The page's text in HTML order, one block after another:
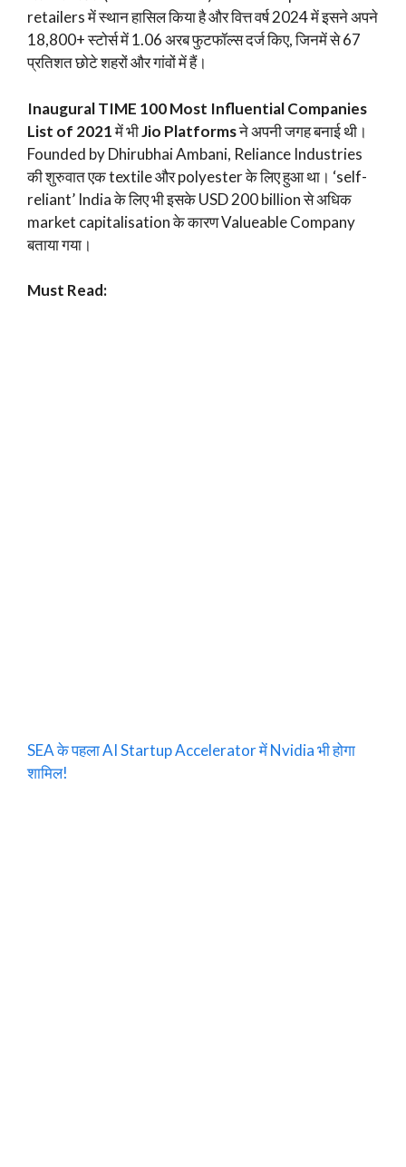
retailers में स्थान हासिल किया है और वित्त वर्ष 2024 में इसने अपने
18,800+ स्टोर्स में 1.06 अरब फुटफॉल्स दर्ज किए, जिनमें से 67
प्रतिशत छोटे शहरों और गांवों में हैं।
Inaugural TIME 100 Most Influential Companies
List of 2021में भीJio Platformsने अपनी जगह बनाई थी।
Founded by Dhirubhai Ambani, Reliance Industries
की शुरुवात एक textile और polyester के लिए हुआ था। ‘self-
reliant’ India के लिए भी इसके USD 200 billion से अधिक
market capitalisation के कारण Valueable Company
बताया गया।
Must Read:
SEA के पहला AI Startup Accelerator में Nvidia भी होगा
शामिल!